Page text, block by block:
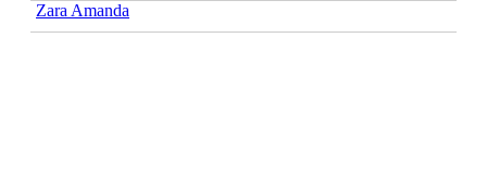
Zara Amanda